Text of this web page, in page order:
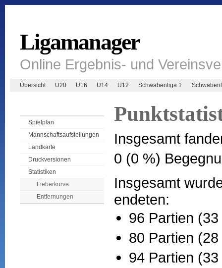
Ligamanager
Online Ergebnis- und
Übersicht U20 U16 U14 U12 Schwabenliga 1
Spielplan
Mannschaftsaufstellungen
Landkarte
Druckversionen
Statistiken
Fieberkurve
Entfernungen
Insgesamt
0 (0 %)
Insgesamt
endeten:
96 Partien
80 Partien
94 Partien